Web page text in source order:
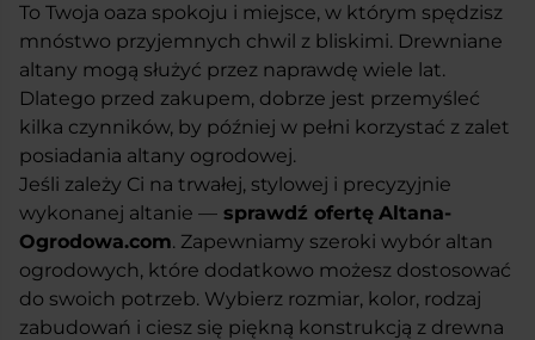
To Twoja oaza spokoju i miejsce, w którym spędzisz
mnóstwo przyjemnych chwil z bliskimi. Drewniane
altany mogą służyć przez naprawdę wiele lat.
Dlatego przed zakupem, dobrze jest przemyśleć
kilka czynników, by później w pełni korzystać z zalet
posiadania altany ogrodowej.
Jeśli zależy Ci na trwałej, stylowej i precyzyjnie
wykonanej altanie — sprawdź ofertę Altana-
Ogrodowa.com. Zapewniamy szeroki wybór altan
ogrodowych, które dodatkowo możesz dostosować
do swoich potrzeb. Wybierz rozmiar, kolor, rodzaj
zabudowań i ciesz się piękną konstrukcją z drewna